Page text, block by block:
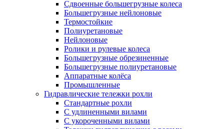
Сдвоенные большегрузные колеса
Большегрузные нейлоновые
Термостойкие
Полиуретановые
Нейлоновые
Ролики и рулевые колеса
Большегрузные обрезиненные
Большегрузные полиуретановые
Аппаратные колёса
Промышленные
Гидравлические тележки рохли
Стандартные рохли
С удлиненными вилами
С укороченными вилами